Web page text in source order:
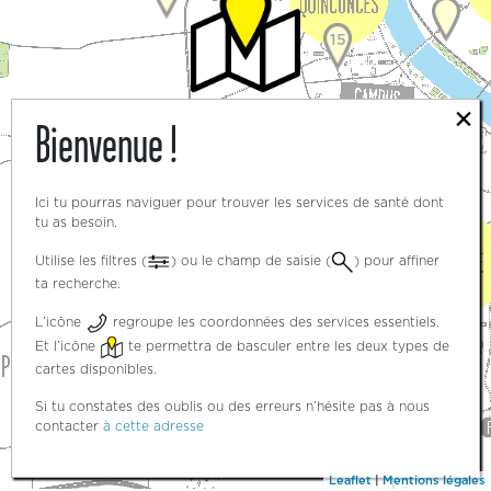
15
3
×
Bienvenue !
Ici tu pourras naviguer pour trouver les services de santé dont
tu as besoin.
Utilise les filtres ( ) ou le champ de saisie (
) pour affiner
ta recherche.
L’icône
regroupe les coordonnées des services essentiels.
Et l’icône
te permettra de basculer entre les deux types de
cartes disponibles.
Si tu constates des oublis ou des erreurs n’hésite pas à nous
contacter à cette adresse
Leaflet|Mentions légales